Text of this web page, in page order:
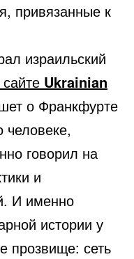
привязанные к
израильский
Ukrainian
о Франкфурте
говорил на
и
И именно
истории у
прозвище: сеть